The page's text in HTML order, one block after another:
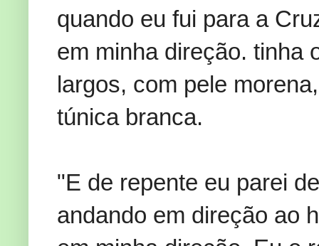
quando eu fui para a
em minha direção. tinha
largos, com pele morena
túnica branca.
"E de repente eu parei de
andando em direção ao